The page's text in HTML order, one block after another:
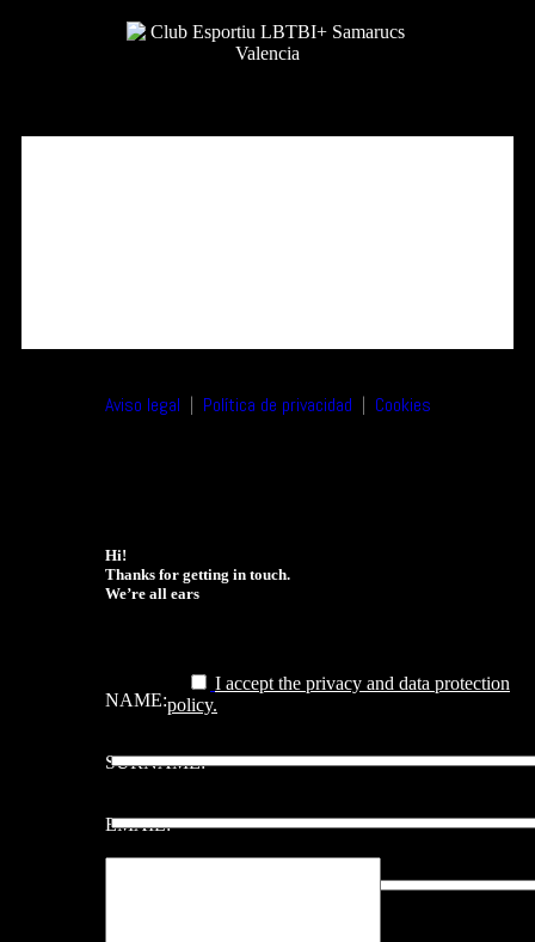
Aviso legal | Política de privacidad | Cookies
Hi!
Thanks for getting in touch.
We’re all ears
NAME:
SURNAME:
EMAIL:
I accept the privacy and data protection
policy.